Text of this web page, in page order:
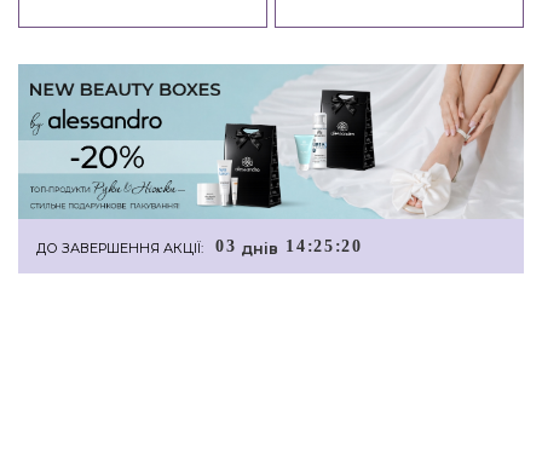
ДО ЗАВЕРШЕННЯ АКЦІЇ: 03 днiв 14 :25 :20